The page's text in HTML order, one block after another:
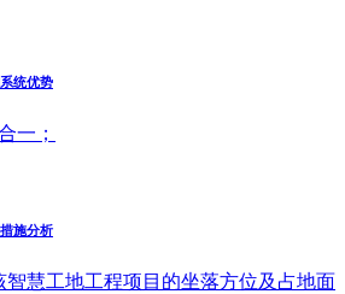
统优势
一；
施分析
智慧工地工程项目的坐落方位及占地面